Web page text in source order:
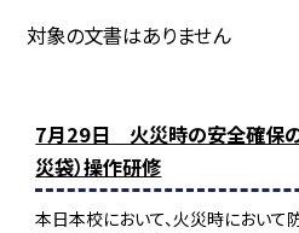
対象の文書はありません
7月29日 火災時の安全確保
災袋）操作研修
本日本校において、火災時におい